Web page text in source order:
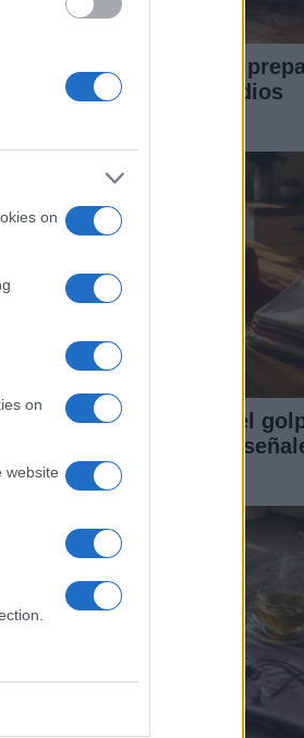
on
on
website
Guía completa para
vivienda ante incendios
Cómo protegerse del
calor con hábitos y
esenciales